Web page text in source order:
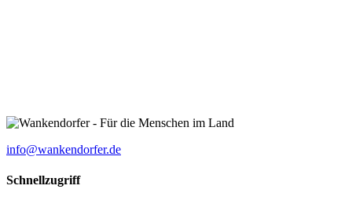
info@wankendorfer.de
Schnellzugriff